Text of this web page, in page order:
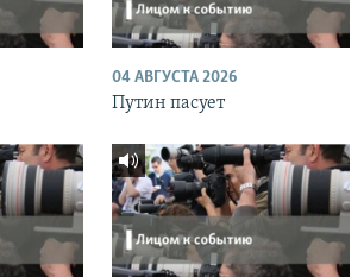
04 АВГУСТА 2026
Путин пасует